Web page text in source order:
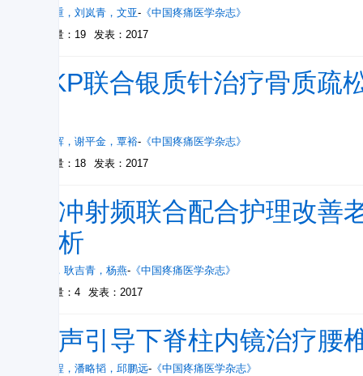
寇任重 ， 刘岚青 ， 文亚- 《中国疼痛医学杂志》
被引量：19
发表：2017
PKP联合银质针治疗骨质
曹启辉 ， 谢平金 ， 覃裕- 《中国疼痛医学杂志》
被引量：18
发表：2017
脉冲射频联合配合护理改
分析
， 耿吉青 ， 杨燕- 《中国疼痛医学杂志》
被引量：4
发表：2017
超声引导下脊柱内镜治疗腰
邱鹏程 ， 潘略韬 ， 邱鹏远- 《中国疼痛医学杂志》